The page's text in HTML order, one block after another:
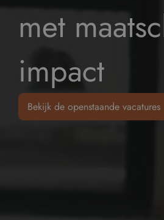
met
impact
Bekijk de openstaande vacatures